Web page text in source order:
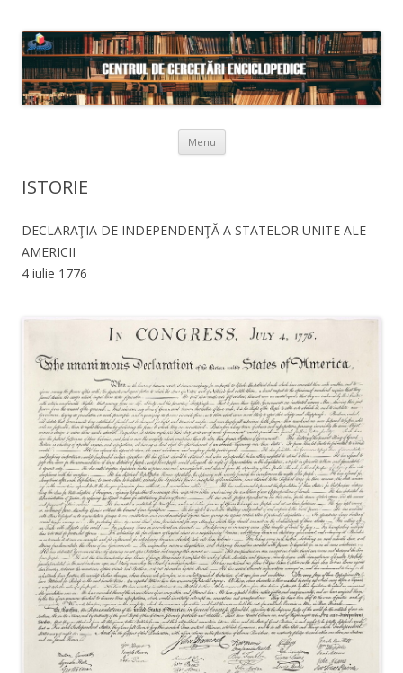
Menu Skip to content
ISTORIE
DECLARAŢIA DE INDEPENDENŢĂ A STATELOR UNITE ALE
AMERICII
4 iulie 1776